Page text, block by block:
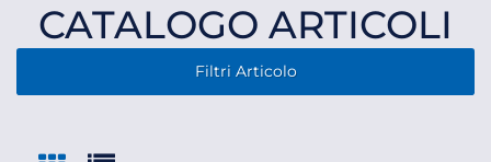
CATALOGO ARTICOLI
Filtri Articolo